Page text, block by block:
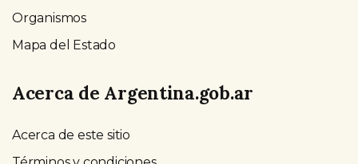
Organismos
Mapa del Estado
Acerca de Argentina.gob.ar
Acerca de este sitio